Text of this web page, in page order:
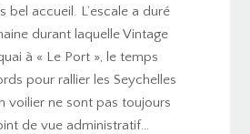
bel accueil. L’escale a duré
durant laquelle Vintage
à « Le Port », le temps
pour rallier les Seychelles
voilier ne sont pas toujours
de vue administratif…